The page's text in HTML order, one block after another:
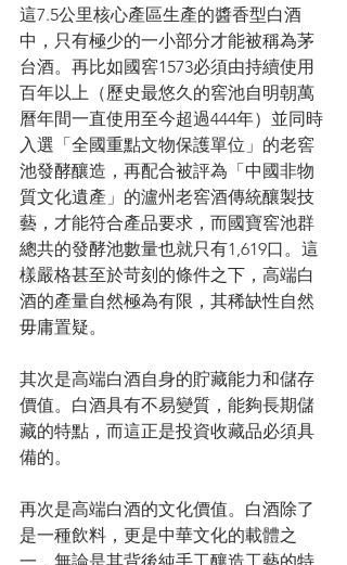
這7.5公里核心產區生產的醬香型白酒
中，只有極少的一小部分才能被稱為茅
台酒。再比如國窖1573必須由持續使用
百年以上（歷史最悠久的窖池自明朝萬
曆年間一直使用至今超過444年）並同時
入選「全國重點文物保護單位」的老窖
池發酵釀造，再配合被評為「中國非物
質文化遺產」的瀘州老窖酒傳統釀製技
藝，才能符合產品要求，而國寶窖池群
總共的發酵池數量也就只有1,619口。這
樣嚴格甚至於苛刻的條件之下，高端白
酒的產量自然極為有限，其稀缺性自然
毋庸置疑。
其次是高端白酒自身的貯藏能力和儲存
價值。白酒具有不易變質，能夠長期儲
藏的特點，而這正是投資收藏品必須具
備的。
再次是高端白酒的文化價值。白酒除了
是一種飲料，更是中華文化的載體之